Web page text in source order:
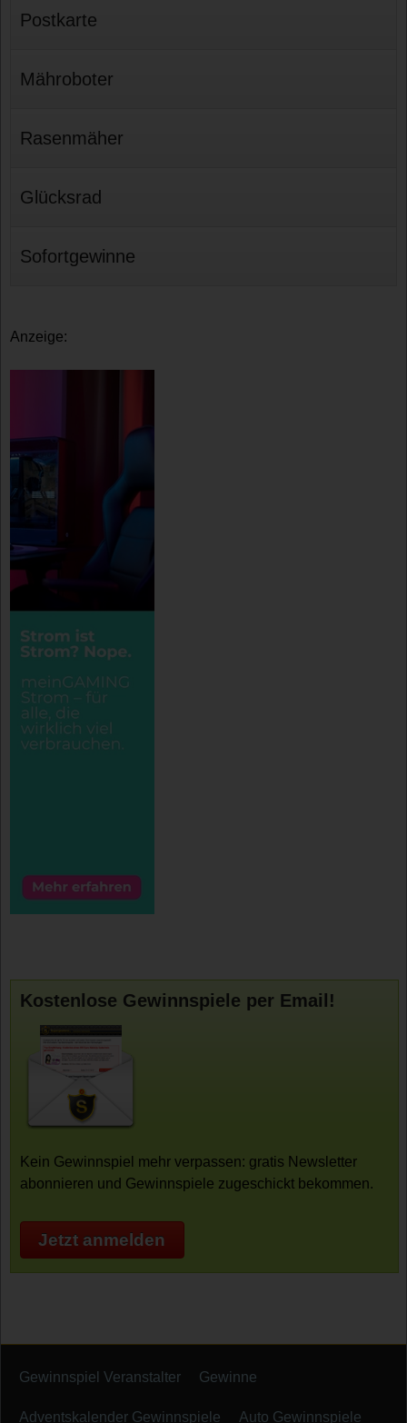
Postkarte
Mähroboter
Rasenmäher
Glücksrad
Sofortgewinne
Anzeige:
Kostenlose Gewinnspiele per Email!
Kein Gewinnspiel mehr verpassen: gratis Newsletter
abonnieren und Gewinnspiele zugeschickt bekommen.
Jetzt anmelden
Gewinnspiel Veranstalter Gewinne
Adventskalender Gewinnspiele Auto Gewinnspiele